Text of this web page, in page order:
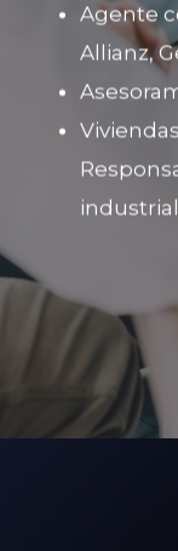
Agente
Allianz,